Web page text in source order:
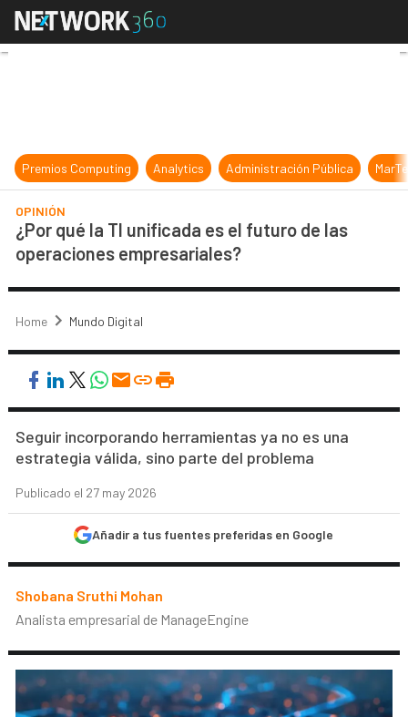
¿Por qué la TI unificada es el
Premios Computing Analytics Administración Pública
OPINIÓN
¿Por qué la TI unificada es el futuro de las
operaciones empresariales?
Home Mundo Digital
Seguir incorporando herramientas ya no es una
estrategia válida, sino parte del problema
Publicado el 27 may 2026
Añadir a tus fuentes preferidas en Google
Shobana Sruthi Mohan
Analista empresarial de ManageEngine